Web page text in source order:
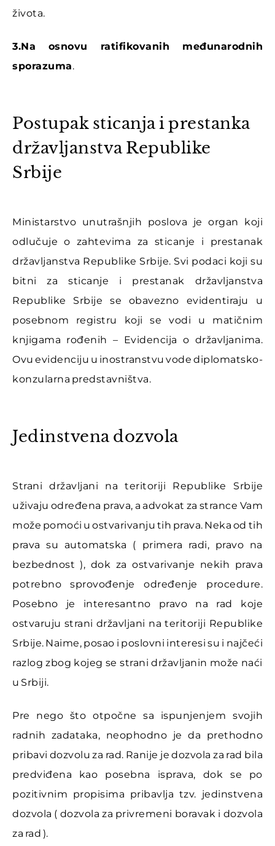
života.
3.Na osnovu ratifikovanih međunarodnih
sporazuma.
Postupak sticanja i prestanka
državljanstva Republike
Srbije
Ministarstvo unutrašnjih poslova je organ koji
odlučuje o zahtevima za sticanje i prestanak
državljanstva Republike Srbije. Svi podaci koji su
bitni za sticanje i prestanak državljanstva
Republike Srbije se obavezno evidentiraju u
posebnom registru koji se vodi u matičnim
knjigama rođenih – Evidencija o državljanima.
Ovu evidenciju u inostranstvu vode diplomatsko-
konzularna predstavništva.
Jedinstvena dozvola
Strani državljani na teritoriji Republike Srbije
uživaju određena prava, a advokat za strance Vam
može pomoći u ostvarivanju tih prava. Neka od tih
prava su automatska ( primera radi, pravo na
bezbednost ), dok za ostvarivanje nekih prava
potrebno sprovođenje određenje procedure.
Posebno je interesantno pravo na rad koje
ostvaruju strani državljani na teritoriji Republike
Srbije. Naime, posao i poslovni interesi su i najčeći
razlog zbog kojeg se strani državljanin može naći
u Srbiji.
Pre nego što otpočne sa ispunjenjem svojih
radnih zadataka, neophodno je da prethodno
pribavi dozvolu za rad. Ranije je dozvola za rad bila
predviđena kao posebna isprava, dok se po
pozitivnim propisima pribavlja tzv. jedinstvena
dozvola ( dozvola za privremeni boravak i dozvola
za rad ).